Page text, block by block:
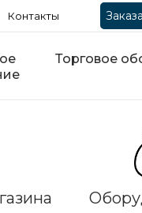
Контакты
Торговое